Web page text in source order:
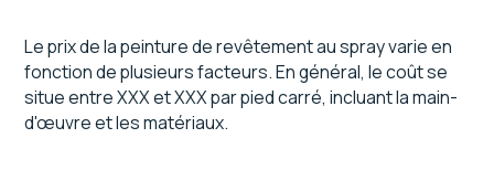
Le prix de la peinture de revêtement au spray varie en
fonction de plusieurs facteurs. En général, le coût se
situe entre XXX et XXX par pied carré, incluant la main-
d'œuvre et les matériaux.